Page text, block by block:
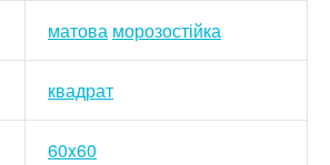
матова морозостійка
квадрат
60x60